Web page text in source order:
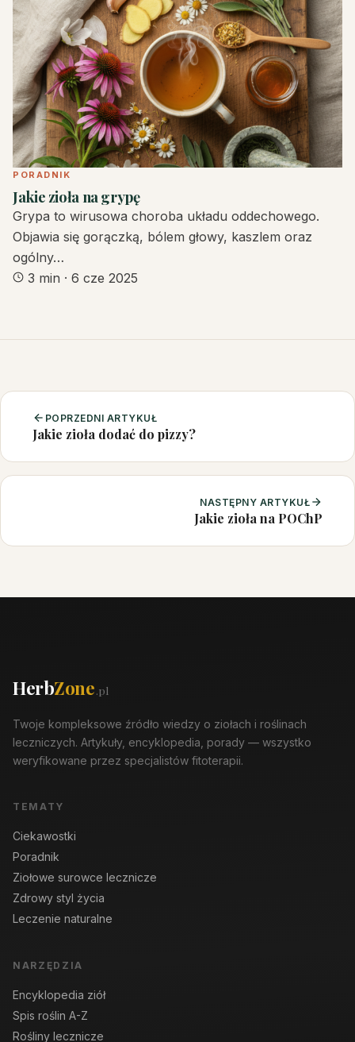
PORADNIK
Jakie zioła na grypę
Grypa to wirusowa choroba układu oddechowego.
Objawia się gorączką, bólem głowy, kaszlem oraz
ogólny…
3 min · 6 cze 2025
POPRZEDNI ARTYKUŁ
Jakie zioła dodać do pizzy?
NASTĘPNY ARTYKUŁ
Jakie zioła na POChP
HerbZone.pl
Twoje kompleksowe źródło wiedzy o ziołach i roślinach
leczniczych. Artykuły, encyklopedia, porady — wszystko
weryfikowane przez specjalistów fitoterapii.
TEMATY
Ciekawostki
Poradnik
Ziołowe surowce lecznicze
Zdrowy styl życia
Leczenie naturalne
NARZĘDZIA
Encyklopedia ziół
Spis roślin A-Z
Rośliny lecznicze